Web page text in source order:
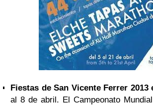
Fiestas de San Vicente Ferrer 2013
al 8 de abril. El Campeonato